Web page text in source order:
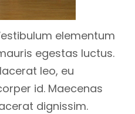
elementum
egestas luctus.
leo, eu
id. Maecenas
dignissim.